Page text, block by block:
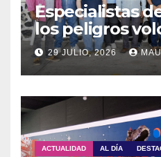
Especialistas
los peligros
Guadalupe
29 JULIO, 2026
ACTUALIDAD AL DÍA